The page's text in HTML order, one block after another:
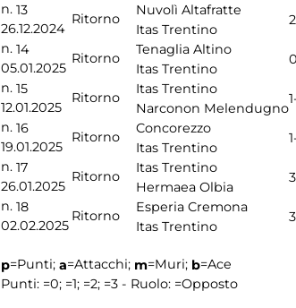
n. 13
26.12.2024
Ritorno
Nuvolì Altafratte
Itas Trentino
n. 14
05.01.2025
Ritorno
Tenaglia Altino
Itas Trentino
n. 15
12.01.2025
Ritorno
Itas Trentino
Narconon Melendugno
n. 16
19.01.2025
Ritorno
Concorezzo
Itas Trentino
n. 17
26.01.2025
Ritorno
Itas Trentino
Hermaea Olbia
n. 18
02.02.2025
Ritorno
Esperia Cremona
Itas Trentino
p=Punti; a=Attacchi; m=Muri; b=Ace
Punti: =0; =1; =2; =3 - Ruolo: =Opposto